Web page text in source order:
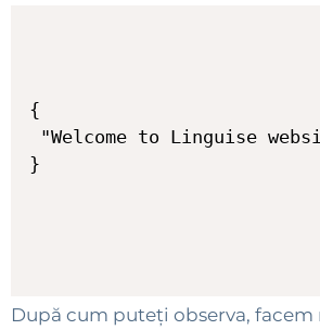
{
"Welcome to Linguise
După cum puteți observa,